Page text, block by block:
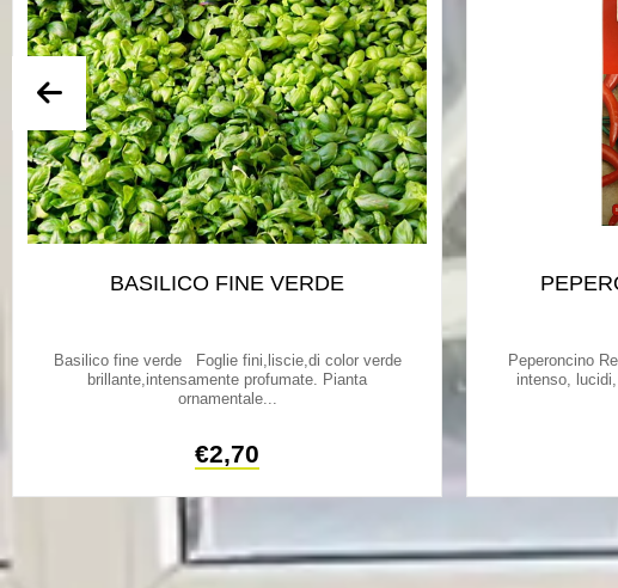
BASILICO FINE VERDE
Basilico fine verde Foglie fini,liscie,di color verde
brillante,intensamente profumate. Pianta
ornamentale...
€2,70
Peperoncino
intenso,